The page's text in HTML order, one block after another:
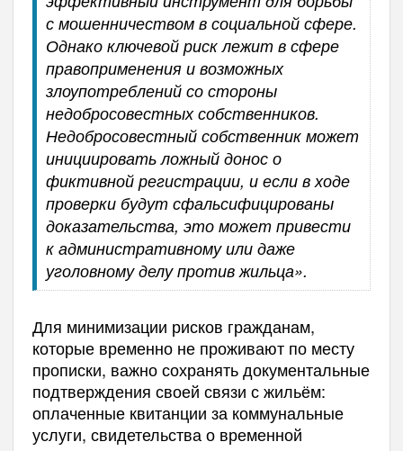
с мошенничеством в социальной сфере.
Однако ключевой риск лежит в сфере
правоприменения и возможных
злоупотреблений со стороны
недобросовестных собственников.
Недобросовестный собственник может
инициировать ложный донос о
фиктивной регистрации, и если в ходе
проверки будут сфальсифицированы
доказательства, это может привести
к административному или даже
уголовному делу против жильца».
Для минимизации рисков гражданам,
которые временно не проживают по месту
прописки, важно сохранять документальные
подтверждения своей связи с жильём:
оплаченные квитанции за коммунальные
услуги, свидетельства о временной